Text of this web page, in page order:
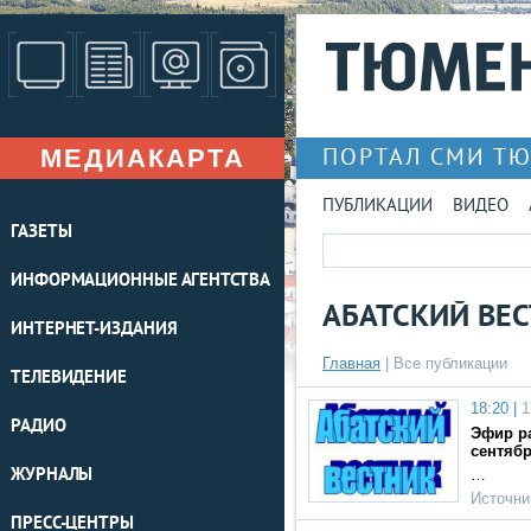
МЕДИАКАРТА
ГАЗЕТЫ
ИНФОРМАЦИОННЫЕ АГЕНТСТВА
ИНТЕРНЕТ-ИЗДАНИЯ
ТЕЛЕВИДЕНИЕ
РАДИО
ЖУРНАЛЫ
ПРЕСС-ЦЕНТРЫ
ПОРТАЛ СМИ
ПУБЛИКАЦИИ ВИДЕО
АБАТСКИЙ
Главная Все публикации
18:20 |
Эфир
…